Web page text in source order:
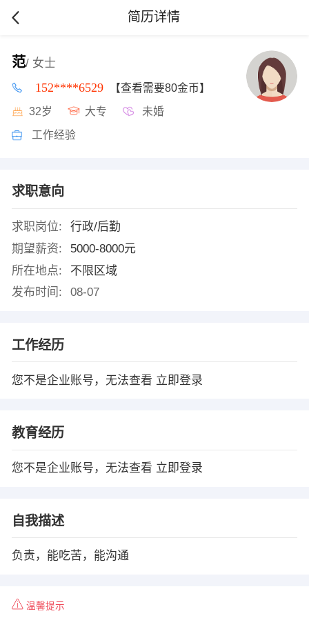
简历详情
范/ 女士
152****6529 【查看需要80金币】
32岁 大专 未婚
工作经验
求职意向
求职岗位:
行政/后勤
期望薪资:
5000-8000元
所在地点:
不限区域
发布时间:
08-07
工作经历
您不是企业账号，无法查看 立即登录
教育经历
您不是企业账号，无法查看 立即登录
自我描述
负责，能吃苦，能沟通
温馨提示